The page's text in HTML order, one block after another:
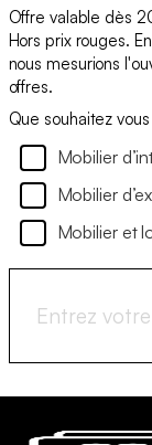
Offre valable dès
Hors prix rouges.
nous mesurions
offres.
Que souhaitez
Mobilier
Mobilier
Mobilier et